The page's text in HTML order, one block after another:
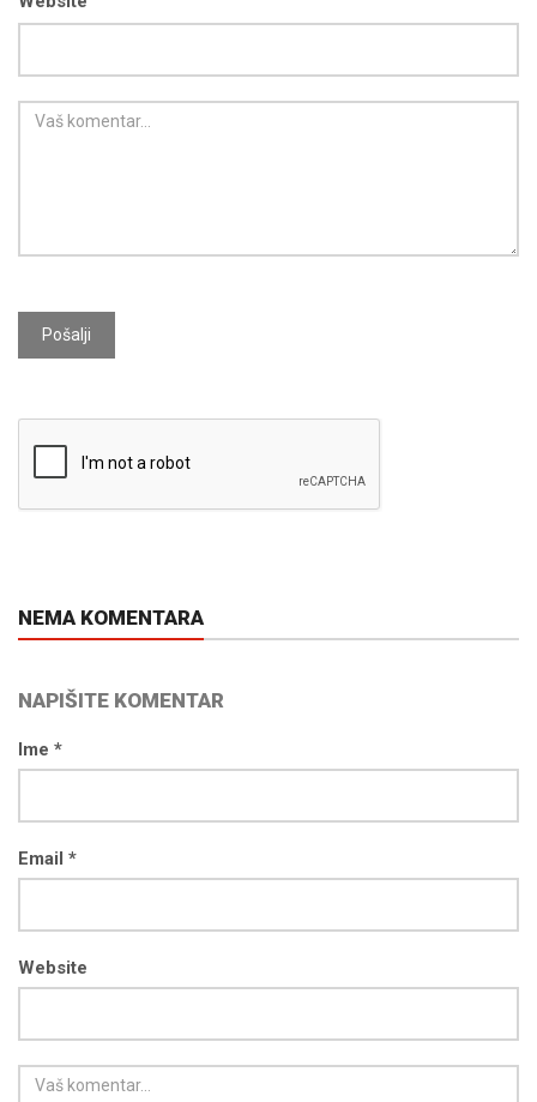
Pošalji
NEMA KOMENTARA
NAPIŠITE KOMENTAR
Ime *
Email *
Website